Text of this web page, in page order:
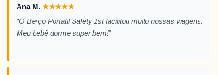
Ana M. ★★★★★
“O Berço Portátil Safety 1st facilitou muito nossas viagens.
Meu bebê dorme super bem!”